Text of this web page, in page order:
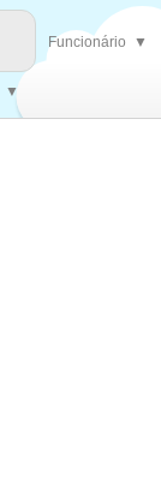
▼
Funcionário ▼